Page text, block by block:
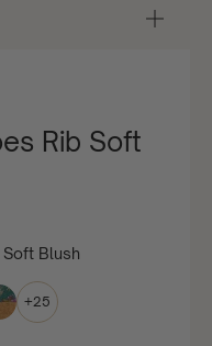
Rib Soft
Blush
+25